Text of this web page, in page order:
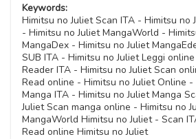
Capitolo 03
Capitolo 02
Keywords:
Himitsu no Juliet Scan ITA - Himitsu no
- Himitsu no Juliet MangaWorld -
MangaDex - Himitsu no Juliet
SUB ITA - Himitsu no Juliet Leggi
Reader ITA - Himitsu no Juliet Scan
Read online - Himitsu no Juliet Online -
Manga ITA - Himitsu no Juliet Manga
Juliet Scan manga online - Himitsu no
MangaWorld Himitsu no Juliet - Scan
Read online Himitsu no Juliet